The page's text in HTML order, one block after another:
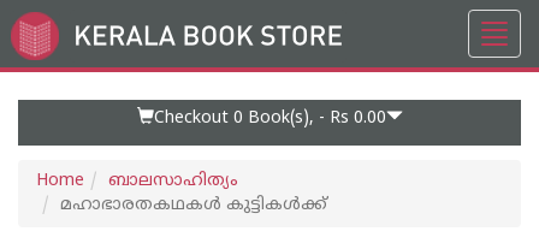
Go
to
Checkout 0 Book(s), - Rs 0.00
Home
ബാലസാഹിത്യം
മഹാഭാരതകഥകൾ കുട്ടികൾക്ക്